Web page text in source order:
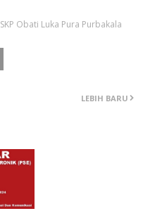
SKP Obati Luka Pura Purbakala
LEBIH BARU